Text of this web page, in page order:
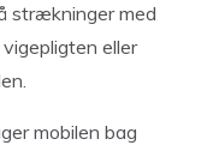
strækninger med
eller
mobilen bag